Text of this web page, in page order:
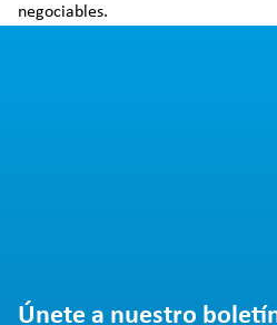
negociables.
Únete a nuestro